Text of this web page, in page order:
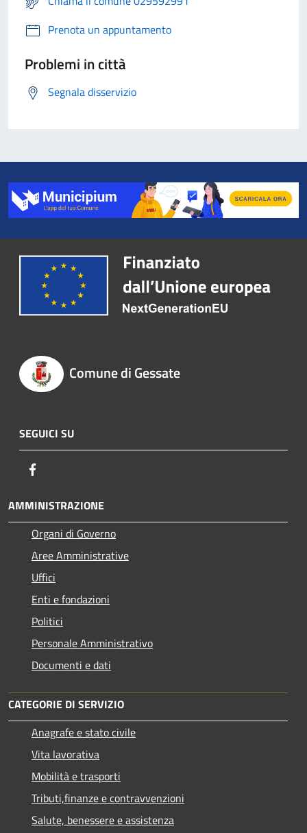
Prenota un appuntamento
Problemi in città
Segnala disservizio
Comune di Gessate
SEGUICI SU
AMMINISTRAZIONE
Organi di Governo
Aree Amministrative
Uffici
Enti e fondazioni
Politici
Personale Amministrativo
Documenti e dati
CATEGORIE DI SERVIZIO
Anagrafe e stato civile
Vita lavorativa
Mobilità e trasporti
Tributi,finanze e contravvenzioni
Salute, benessere e assistenza